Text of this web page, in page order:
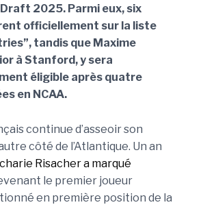
2025. Parmi eux, six
officiellement sur la liste
tandis que Maxime
à Stanford, y sera
éligible après quatre
en NCAA.
continue d’asseoir son
côté de l’Atlantique. Un an
Risacher a marqué
le premier joueur
en première position de la